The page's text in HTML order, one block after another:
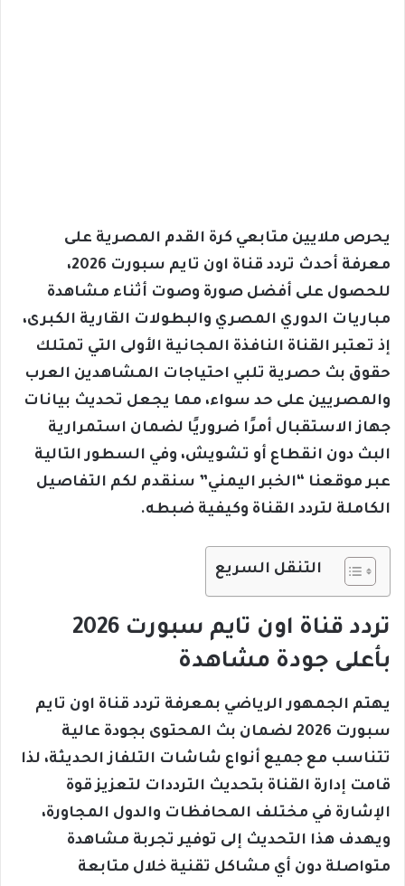
يحرص ملايين متابعي كرة القدم المصرية على
معرفة أحدث تردد قناة اون تايم سبورت 2026،
للحصول على أفضل صورة وصوت أثناء مشاهدة
مباريات الدوري المصري والبطولات القارية الكبرى،
إذ تعتبر القناة النافذة المجانية الأولى التي تمتلك
حقوق بث حصرية تلبي احتياجات المشاهدين العرب
والمصريين على حد سواء، مما يجعل تحديث بيانات
جهاز الاستقبال أمرًا ضروريًا لضمان استمرارية
البث دون انقطاع أو تشويش، وفي السطور التالية
عبر موقعنا “الخبر اليمني” سنقدم لكم التفاصيل
الكاملة لتردد القناة وكيفية ضبطه.
التنقل السريع
تردد قناة اون تايم سبورت 2026
بأعلى جودة مشاهدة
يهتم الجمهور الرياضي بمعرفة تردد قناة اون تايم
سبورت 2026 لضمان بث المحتوى بجودة عالية
تتناسب مع جميع أنواع شاشات التلفاز الحديثة، لذا
قامت إدارة القناة بتحديث الترددات لتعزيز قوة
الإشارة في مختلف المحافظات والدول المجاورة،
ويهدف هذا التحديث إلى توفير تجربة مشاهدة
متواصلة دون أي مشاكل تقنية خلال متابعة